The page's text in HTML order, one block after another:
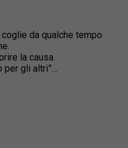
da qualche tempo
la causa.
gli altri”…